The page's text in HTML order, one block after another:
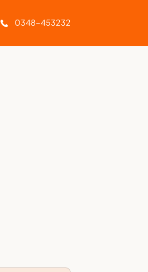
Geen afleverkosten
0348-453232